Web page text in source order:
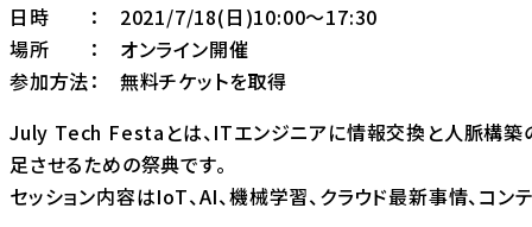
日時 ： 2021/7/18(日)10:00〜17:30
場所 ： オンライン開催
参加方法： 無料チケットを取得
July Tech Festaとは、ITエンジニアに情報交換と人脈構築
足させるための祭典です。
セッション内容はIoT、AI、機械学習、クラウド最新事情、コ